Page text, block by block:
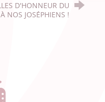
D'HONNEUR DU
NOS JOSÉPHIENS !